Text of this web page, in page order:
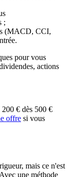
;
(MACD, CCI,
pour vous
actions
€ dès 500 €
offre si vous
mais ce n'est
une méthode